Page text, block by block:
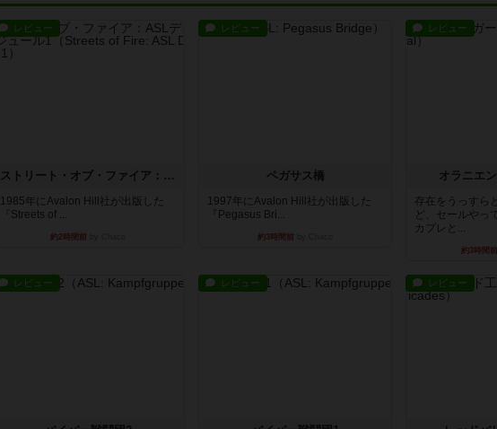
レビュー
ストリート・オブ・ファイア：ASLデラックスモジュール1
1985年にAvalon Hill社が出版した
『Streets of ...
約2時間前
レビュー
ペガサス橋
1997年にAvalon Hill社が出版した
『Pegasus Bri...
約3時間前
レビュー
オラニエ
存在をうっすら
ど、セールやっ
カプレと...
約3時間前
レビュー レビュー レビュー